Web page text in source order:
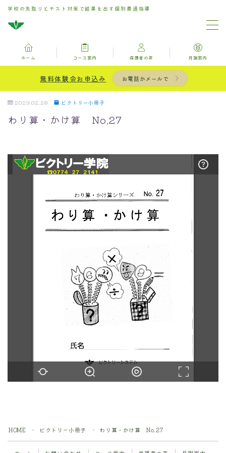
学校の先取りとテスト対策で結果を出す個別最適指導
お問い合わせ
コース案内
保護者の声
ブログ記事一覧用固定ページ
ホーム コース案内 保護者の声 月謝案内
無料体験会お申込み お電話かメールで
2023.02.28 ビクトリー小冊子
わり算・かけ算 No.27
HOME ＞ ビクトリー小冊子 ＞ わり算・かけ算 No.27